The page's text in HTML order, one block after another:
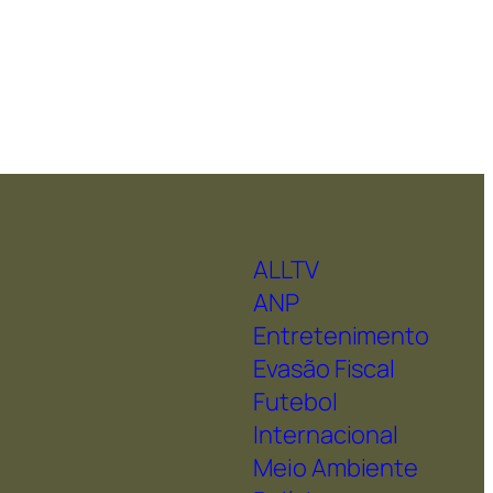
ALLTV
ANP
Entretenimento
Evasão Fiscal
Futebol
Internacional
Meio Ambiente